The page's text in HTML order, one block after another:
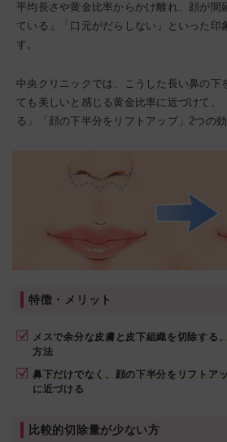
平均長さや黄金比率からかけ離れ、顔が間
ている」「口元がだらしない」といった印
す。
中央クリニックでは、こうした長い鼻の下
ても美しいと感じる黄金比率に近づけて、
る」「顔の下半分をリフトアップ」2つの効
特徴・メリット
メスで余分な皮膚と皮下組織を切除する
方法
鼻下だけでなく、顔の下半分をリフトア
に近づける
比較的切除量が少ない方